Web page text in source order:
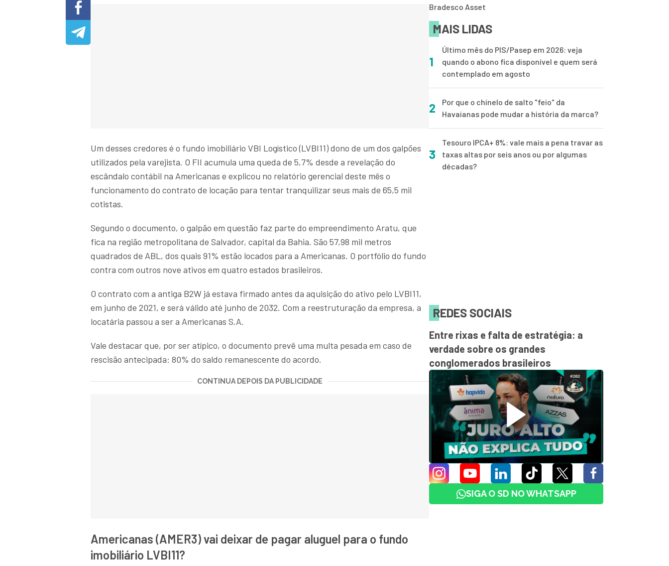
Um desses credores é o fundo imobiliário VBI Logístico (LVBI11) dono de um dos galpões
utilizados pela varejista. O FII acumula uma queda de 5,7% desde a revelação do
escândalo contábil na Americanas e explicou no relatório gerencial deste mês o
funcionamento do contrato de locação para tentar tranquilizar seus mais de 65,5 mil
cotistas.
Segundo o documento, o galpão em questão faz parte do empreendimento Aratu, que
fica na região metropolitana de Salvador, capital da Bahia. São 57,98 mil metros
quadrados de ABL, dos quais 91% estão locados para a Americanas. O portfólio do fundo
contra com outros nove ativos em quatro estados brasileiros.
O contrato com a antiga B2W já estava firmado antes da aquisição do ativo pelo LVBI11,
em junho de 2021, e será válido até junho de 2032. Com a reestruturação da empresa, a
locatária passou a ser a Americanas S.A.
Vale destacar que, por ser atípico, o documento prevê uma multa pesada em caso de
rescisão antecipada: 80% do saldo remanescente do acordo.
CONTINUA DEPOIS DA PUBLICIDADE
Americanas (AMER3) vai deixar de pagar aluguel para o fundo
imobiliário LVBI11?
Bradesco Asset
MAIS LIDAS
1
Último mês do PIS/Pasep em 2026: veja
quando o abono fica disponível e quem será
contemplado em agosto
2
Por que o chinelo de salto "feio" da
Havaianas pode mudar a história da marca?
3
Tesouro IPCA+ 8%: vale mais a pena travar as
taxas altas por seis anos ou por algumas
décadas?
REDES SOCIAIS
Entre rixas e falta de estratégia: a
verdade sobre os grandes
conglomerados brasileiros
SIGA O SD NO WHATSAPP